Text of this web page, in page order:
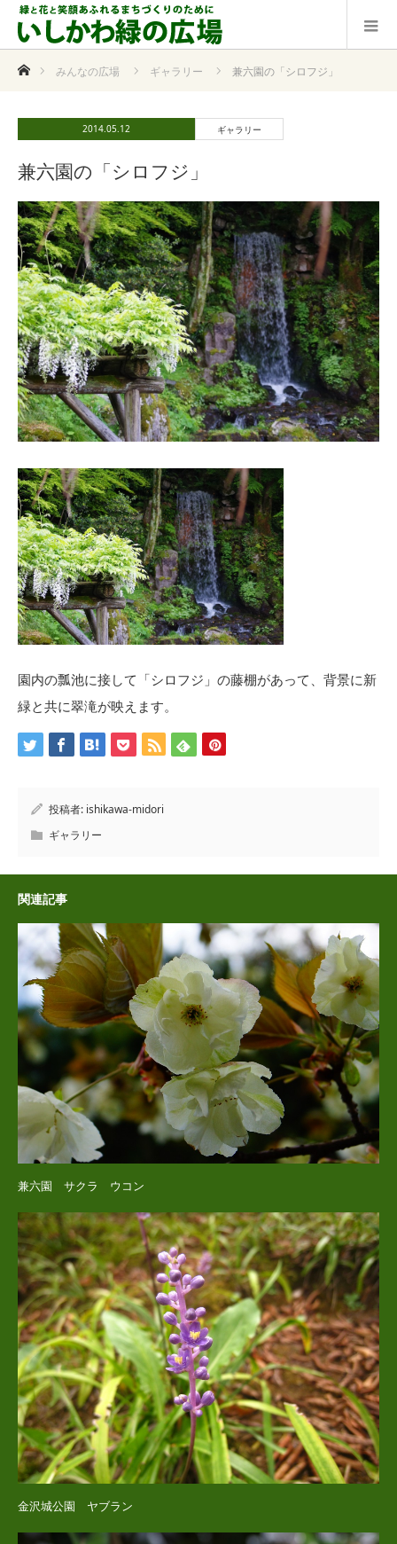
ホームみんなの広場 ギャラリー 兼六園の「シロフジ」
2014.05.12 ギャラリー
兼六園の「シロフジ」
園内の瓢池に接して「シロフジ」の藤棚があって、背景に新
緑と共に翠滝が映えます。
投稿者: ishikawa-midori
ギャラリー
関連記事
兼六園 サクラ ウコン
金沢城公園 ヤブラン